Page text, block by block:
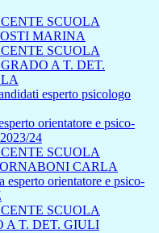
SCUOLA
MARINA
SCUOLA
A T. DET.
esperto psicologo
orientatore e psico-
24
SCUOLA
CARLA
orientatore e psico-
SCUOLA
A T. DET. GIULI